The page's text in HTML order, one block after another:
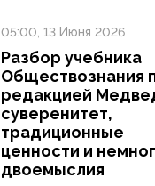
05:00, 13 Июня 2026
Разбор учебника
Обществознания
редакцией
суверенитет,
традиционные
ценности и
двоемыслия